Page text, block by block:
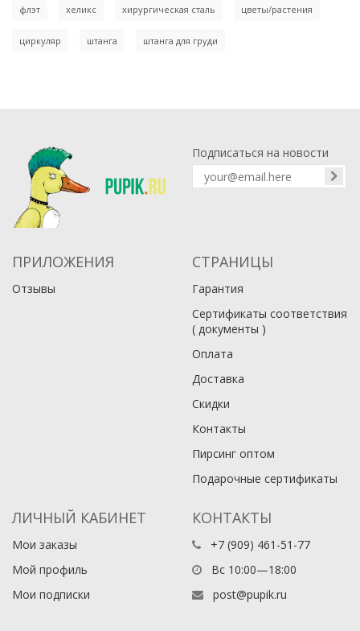
флэт хеликс хирургическая сталь цветы/растения
циркуляр штанга штанга для груди
Подписаться на новости
ПРИЛОЖЕНИЯ
Отзывы
СТРАНИЦЫ
Гарантия
Сертификаты соответствия
( документы )
Оплата
Доставка
Скидки
Контакты
Пирсинг оптом
Подарочные сертификаты
ЛИЧНЫЙ КАБИНЕТ
Мои заказы
Мой профиль
Мои подписки
КОНТАКТЫ
+7 (909) 461-51-77
Вс 10:00—18:00
post@pupik.ru